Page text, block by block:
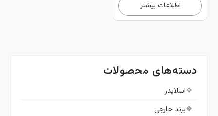
اطلاعات بیشتر
دسته‌های محصولات
اسلایدر
برند خارجی